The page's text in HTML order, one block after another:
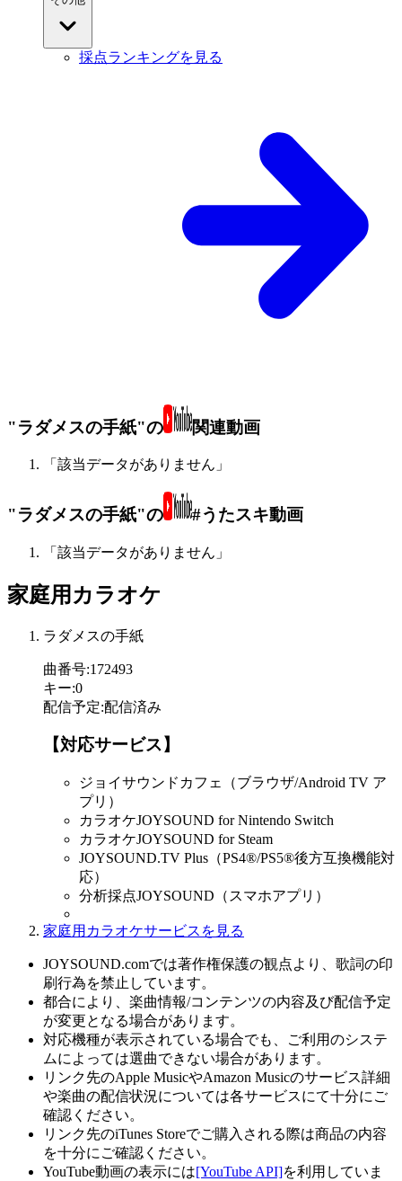
採点ランキングを見る
"ラダメスの手紙"の 関連動画
「該当データがありません」
"ラダメスの手紙"の #うたスキ動画
「該当データがありません」
家庭用カラオケ
ラダメスの手紙
曲番号:172493
キー:0
配信予定:配信済み
【対応サービス】
ジョイサウンドカフェ（ブラウザ/Android TV ア
プリ）
カラオケJOYSOUND for Nintendo Switch
カラオケJOYSOUND for Steam
JOYSOUND.TV Plus（PS4®/PS5®後方互換機能対
応）
分析採点JOYSOUND（スマホアプリ）
家庭用カラオケサービスを見る
JOYSOUND.comでは著作権保護の観点より、歌詞の印
刷行為を禁止しています。
都合により、楽曲情報/コンテンツの内容及び配信予定
が変更となる場合があります。
対応機種が表示されている場合でも、ご利用のシステ
ムによっては選曲できない場合があります。
リンク先のApple MusicやAmazon Musicのサービス詳細
や楽曲の配信状況については各サービスにて十分にご
確認ください。
リンク先のiTunes Storeでご購入される際は商品の内容
を十分にご確認ください。
YouTube動画の表示には[YouTube API]を利用していま